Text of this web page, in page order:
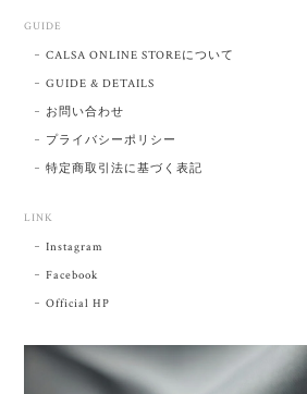
GUIDE
CALSA ONLINE STOREについて
GUIDE & DETAILS
お問い合わせ
プライバシーポリシー
特定商取引法に基づく表記
LINK
Instagram
Facebook
Official HP